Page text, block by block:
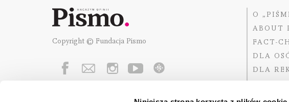
Copyright © Fundacja Pismo
O
ABOUT
FACT-
DLA
DLA